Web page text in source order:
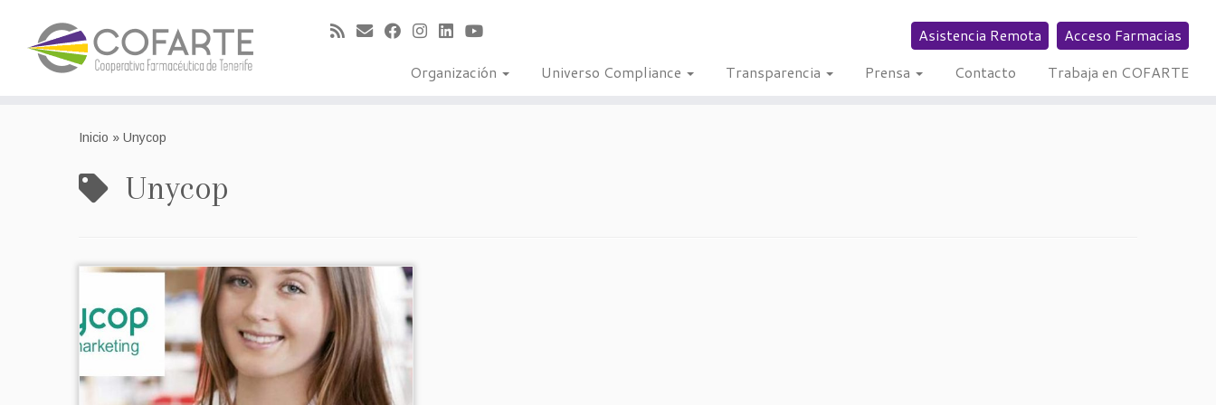
Asistencia Remota
Acceso Farmacias
Organización
Universo Compliance Transparencia Prensa Contacto Trabaja en COFARTE
Inicio » Unycop
Unycop